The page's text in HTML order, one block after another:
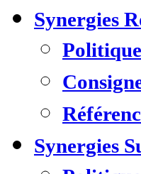
Synergies
Synergies